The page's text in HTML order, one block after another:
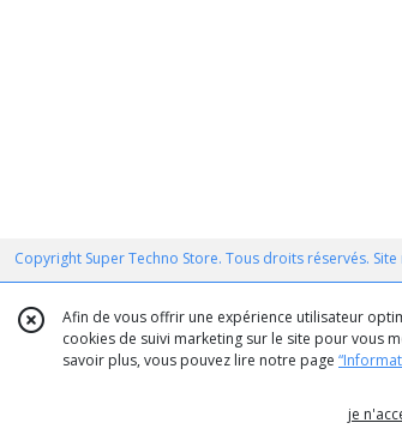
Copyright Super Techno Store. Tous droits réservés. Site
Afin de vous offrir une expérience utilisateur
cookies de suivi marketing sur le site pour vous
savoir plus, vous pouvez lire notre page
je